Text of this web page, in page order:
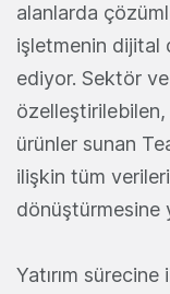
alanlarda
işletmenin dijital
ediyor. Sektör
ürünler sunan
ilişkin tüm
dönüştürmesine
Yatırım